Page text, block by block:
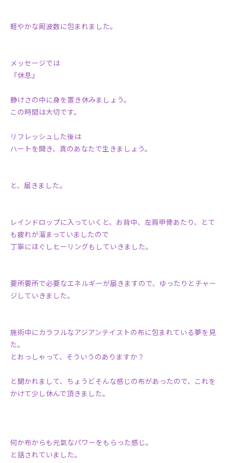
軽やかな周波数に包まれました。
メッセージでは
『休息』
静けさの中に身を置き休みましょう。
この時間は大切です。
リフレッシュした後は
ハートを開き、真のあなたで生きましょう。
と、届きました。
レインドロップに入っていくと、お背中、左肩甲骨あたり、とて
も疲れが溜まっていましたので
丁寧にほぐしヒーリングもしていきました。
要所要所で必要なエネルギーが届きますので、ゆったりとチャー
ジしていきました。
施術中にカラフルなアジアンテイストの布に包まれている夢を見
た。
とおっしゃって、そういうのありますか？
と聞かれまして、ちょうどそんな感じの布があったので、これを
かけて少し休んで頂きました。
何か布からも元氣なパワーをもらった感じ。
と話されていました。